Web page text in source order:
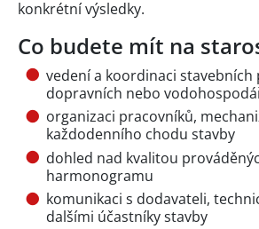
konkrétní výsledky.
Co budete mít na
vedení a koordinaci stavebních
dopravních nebo
organizaci pracovníků,
každodenního chodu stavby
dohled nad kvalitou
harmonogramu
komunikaci s dodavateli,
dalšími účastníky stavby